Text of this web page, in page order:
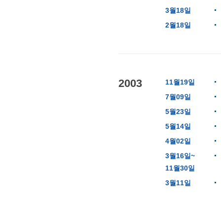
3월18일
2월18일
2003
11월19일
7월09일
5월23일
5월14일
4월02일
3월16일~
11월30일
3월11일